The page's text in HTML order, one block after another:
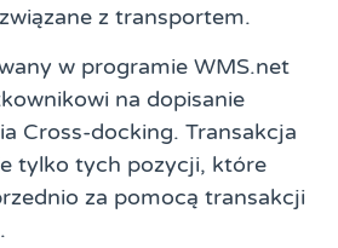
z transportem.
w programie WMS.net
na dopisanie
Cross-docking. Transakcja
tylko tych pozycji, które
za pomocą transakcji